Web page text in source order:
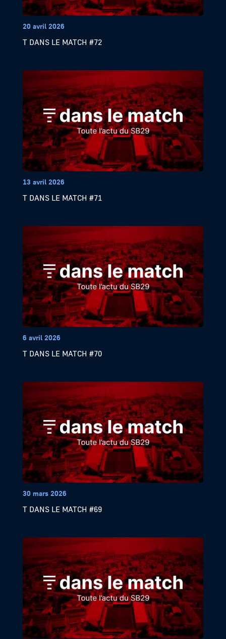
20 avril 2026
T DANS LE MATCH #72
13 avril 2026
T DANS LE MATCH #71
6 avril 2026
T DANS LE MATCH #70
30 mars 2026
T DANS LE MATCH #69